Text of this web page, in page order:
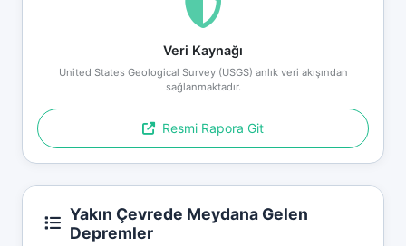
Veri Kaynağı
United States Geological Survey (USGS) anlık veri akışından
sağlanmaktadır.
Resmi Rapora Git
Yakın Çevrede Meydana Gelen
Depremler